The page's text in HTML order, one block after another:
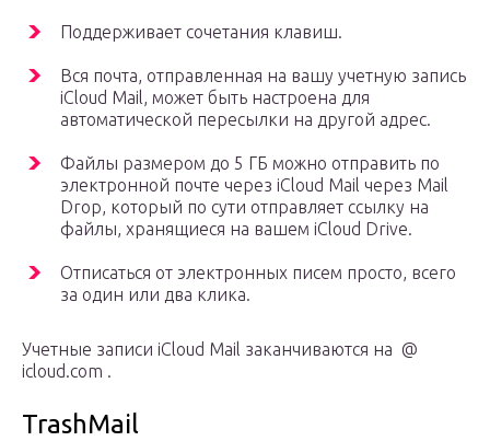
Поддерживает сочетания клавиш.
Вся почта, отправленная на вашу учетную запись
iCloud Mail, может быть настроена для
автоматической пересылки на другой адрес.
Файлы размером до 5 ГБ можно отправить по
электронной почте через iCloud Mail через Mail
Drop, который по сути отправляет ссылку на
файлы, хранящиеся на вашем iCloud Drive.
Отписаться от электронных писем просто, всего
за один или два клика.
Учетные записи iCloud Mail заканчиваются на @
icloud.com .
TrashMail